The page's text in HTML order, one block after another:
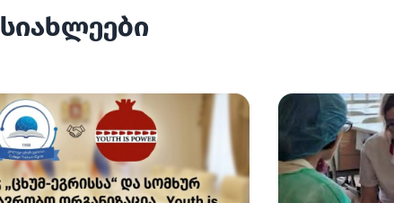
სიახლეები